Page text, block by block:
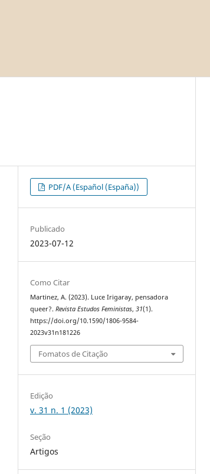
PDF/A (Español (España))
Publicado
2023-07-12
Como Citar
Martinez, A. (2023). Luce Irigaray, pensadora
queer?.Revista Estudos Feministas,31(1).
https://doi.org/10.1590/1806-9584-
2023v31n181226
Fomatos de Citação
Edição
v. 31 n. 1 (2023)
Seção
Artigos